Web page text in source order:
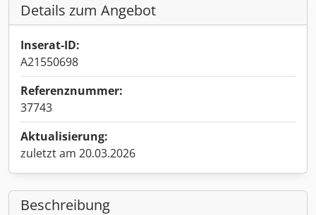
Details zum Angebot
Inserat-ID:
A21550698
Referenznummer:
37743
Aktualisierung:
zuletzt am 20.03.2026
Beschreibung